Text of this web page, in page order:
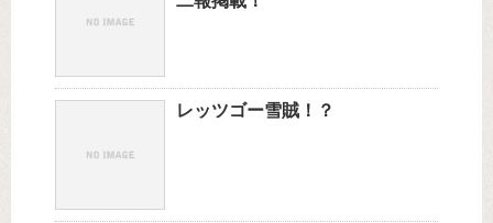
レッツゴー雪賊！？